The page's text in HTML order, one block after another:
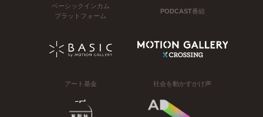
ベーシックインカム
プラットフォーム
PODCAST番組
アート基金 社会を動かすかけ声